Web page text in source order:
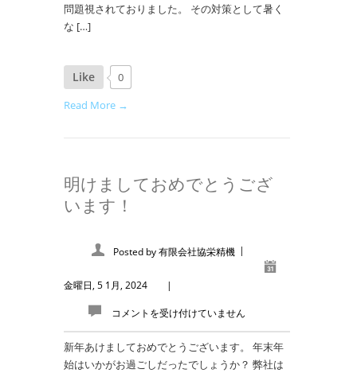
問題視されておりました。 その対策として暑く
な […]
Like
0
Read More →
明けましておめでとうござ
います！
Posted by有限会社協栄精機 |
金曜日, 5 1月, 2024 |
コメントを受け付けていません
新年あけましておめでとうございます。 年末年
始はいかがお過ごしだったでしょうか？ 弊社は